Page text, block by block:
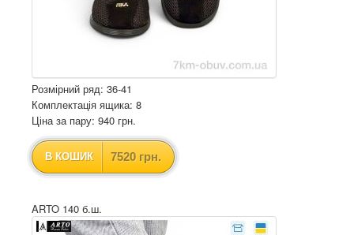
Розмірний ряд: 36-41
Комплектація ящика: 8
Ціна за пару: 940 грн.
В КОШИК 7520 грн.
ARTO 140 б.ш.